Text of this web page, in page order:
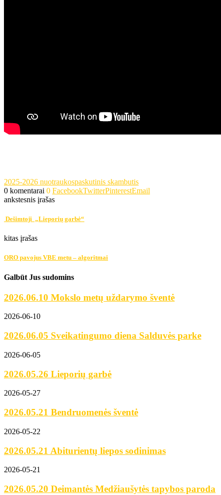
2025-2026 nuotraukospaskutinis skambutis
0 komentarai 0 FacebookTwitterPinterestEmail
ankstesnis įrašas
Dešimtoji „Lieporių garbė“
kitas įrašas
ORO pavojus VBE metu – algoritmai
Galbūt Jus sudomins
2026.06.10 Mokslo metų uždarymo šventė
2026-06-10
2026.06.05 Sveikatingumo diena Salduvės parke
2026-06-05
2026.05.26 Lieporių garbė
2026-05-27
2026.05.21 Bendruomenės šventė
2026-05-22
2026.05.21 Abiturientų liepos sodinimas
2026-05-21
2026.05.20 Deimantės Medžiaušytės tapybos paroda